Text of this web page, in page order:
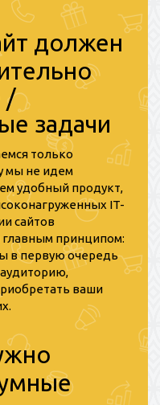
должен
/
задачи
только
мы не идем
удобный продукт,
IT-
сайтов
принципом:
в первую очередь
ваши